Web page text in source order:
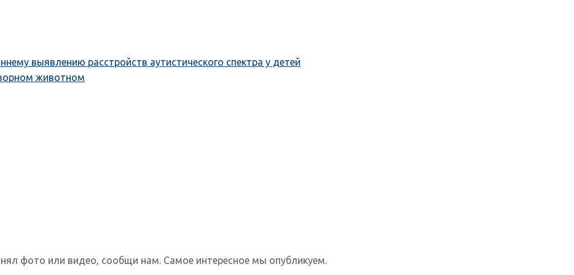
выявлению расстройств аутистического спектра у детей
животном
фото или видео, сообщи нам. Самое интересное мы опубликуем.